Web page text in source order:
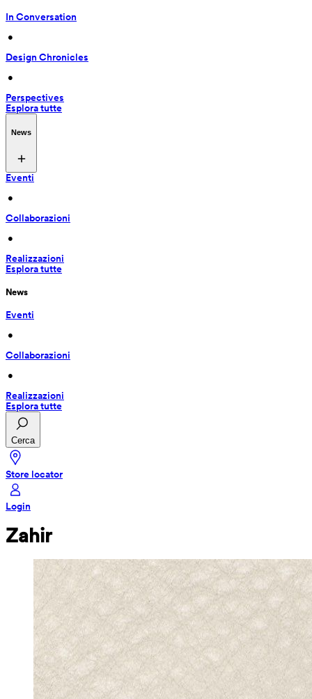
In Conversation
•
Design Chronicles
•
Perspectives
Esplora tutte
News
Eventi
•
Collaborazioni
•
Realizzazioni
Esplora tutte
News
Eventi
•
Collaborazioni
•
Realizzazioni
Esplora tutte
Cerca
Store locator
Login
Zahir